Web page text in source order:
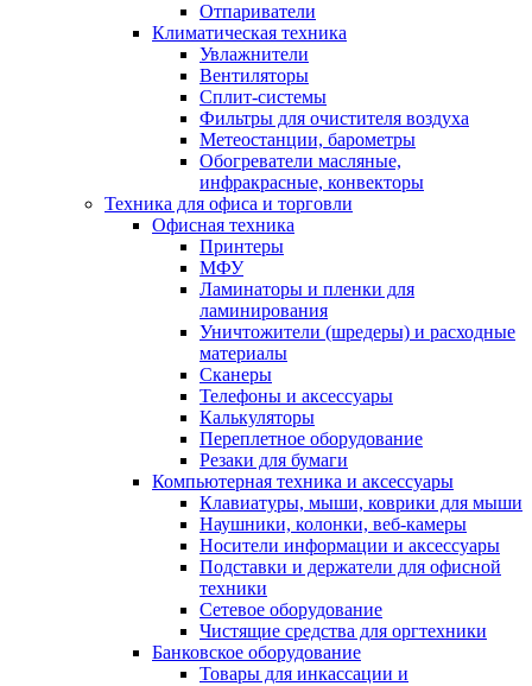
Отпариватели
Климатическая техника
Увлажнители
Вентиляторы
Сплит-системы
Фильтры для очистителя воздуха
Метеостанции, барометры
Обогреватели масляные,
инфракрасные, конвекторы
Техника для офиса и торговли
Офисная техника
Принтеры
МФУ
Ламинаторы и пленки для
ламинирования
Уничтожители (шредеры) и расходные
материалы
Сканеры
Телефоны и аксессуары
Калькуляторы
Переплетное оборудование
Резаки для бумаги
Компьютерная техника и аксессуары
Клавиатуры, мыши, коврики для мыши
Наушники, колонки, веб-камеры
Носители информации и аксессуары
Подставки и держатели для офисной
техники
Сетевое оборудование
Чистящие средства для оргтехники
Банковское оборудование
Товары для инкассации и